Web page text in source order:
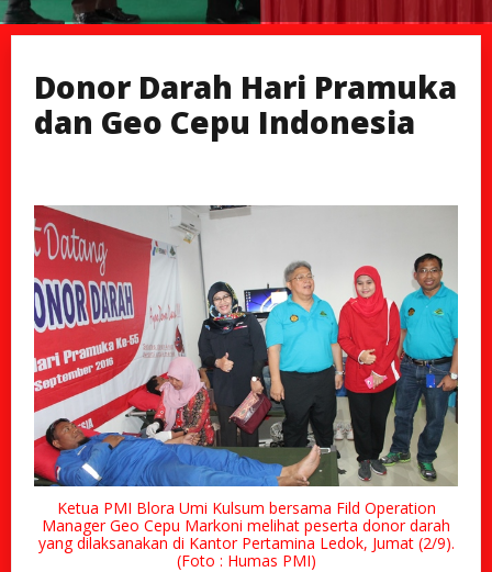
Donor Darah Hari Pramuka
dan Geo Cepu Indonesia
Ketua PMI Blora Umi Kulsum bersama Fild Operation
Manager Geo Cepu Markoni melihat peserta donor darah
yang dilaksanakan di Kantor Pertamina Ledok, Jumat (2/9).
(Foto : Humas PMI)